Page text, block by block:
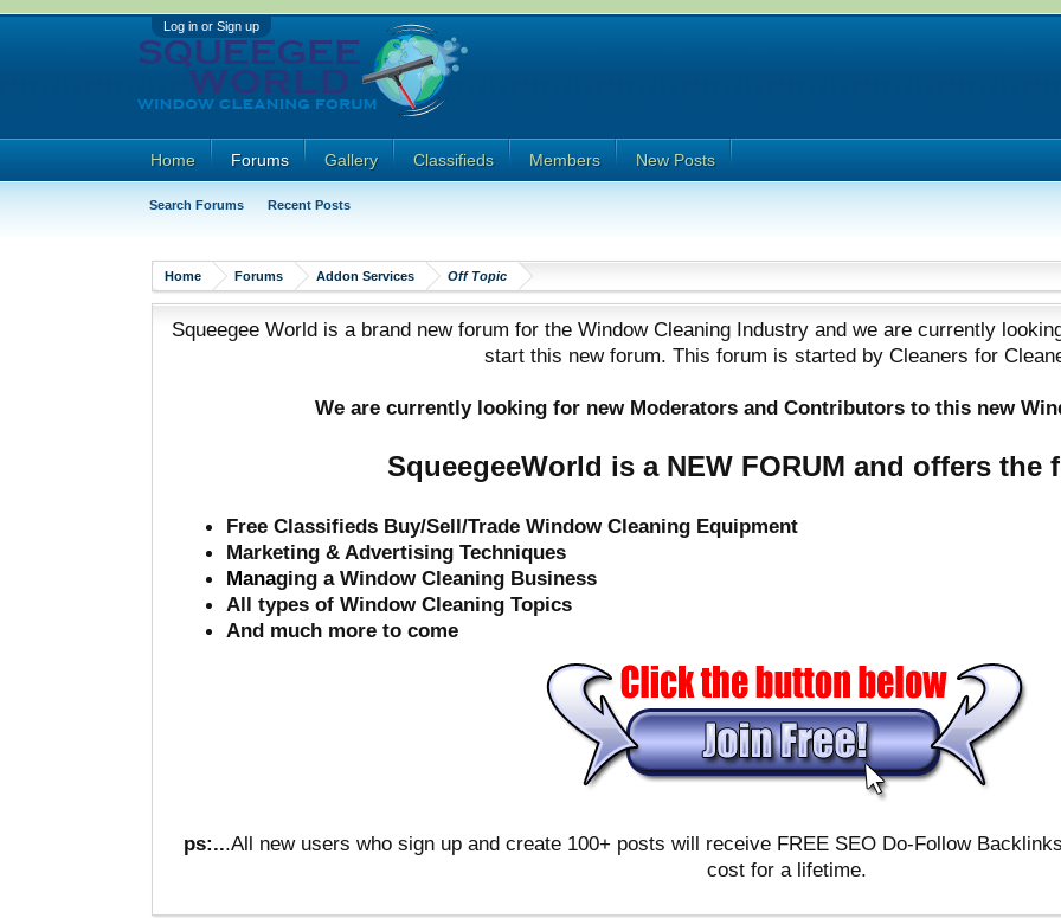
Log in or Sign up
Home Forums Addon Services Off Topic
Squeegee World is a brand new forum for the Window Cleaning Industry and we are currently
start this new forum. This forum is started by Cleaners for
We are currently looking for new Moderators and Contributors to this new
SqueegeeWorld is a NEW FORUM and offers the
Free Classifieds Buy/Sell/Trade Window Cleaning Equipment
Marketing & Advertising Techniques
Managing a Window Cleaning Business
All types of Window Cleaning Topics
And much more to come
ps:...All new users who sign up and create 100+ posts will receive FREE SEO Do-Follow
cost for a lifetime.
Home Forums
Search Forums Recent Posts
Gallery Classifieds Members New Posts